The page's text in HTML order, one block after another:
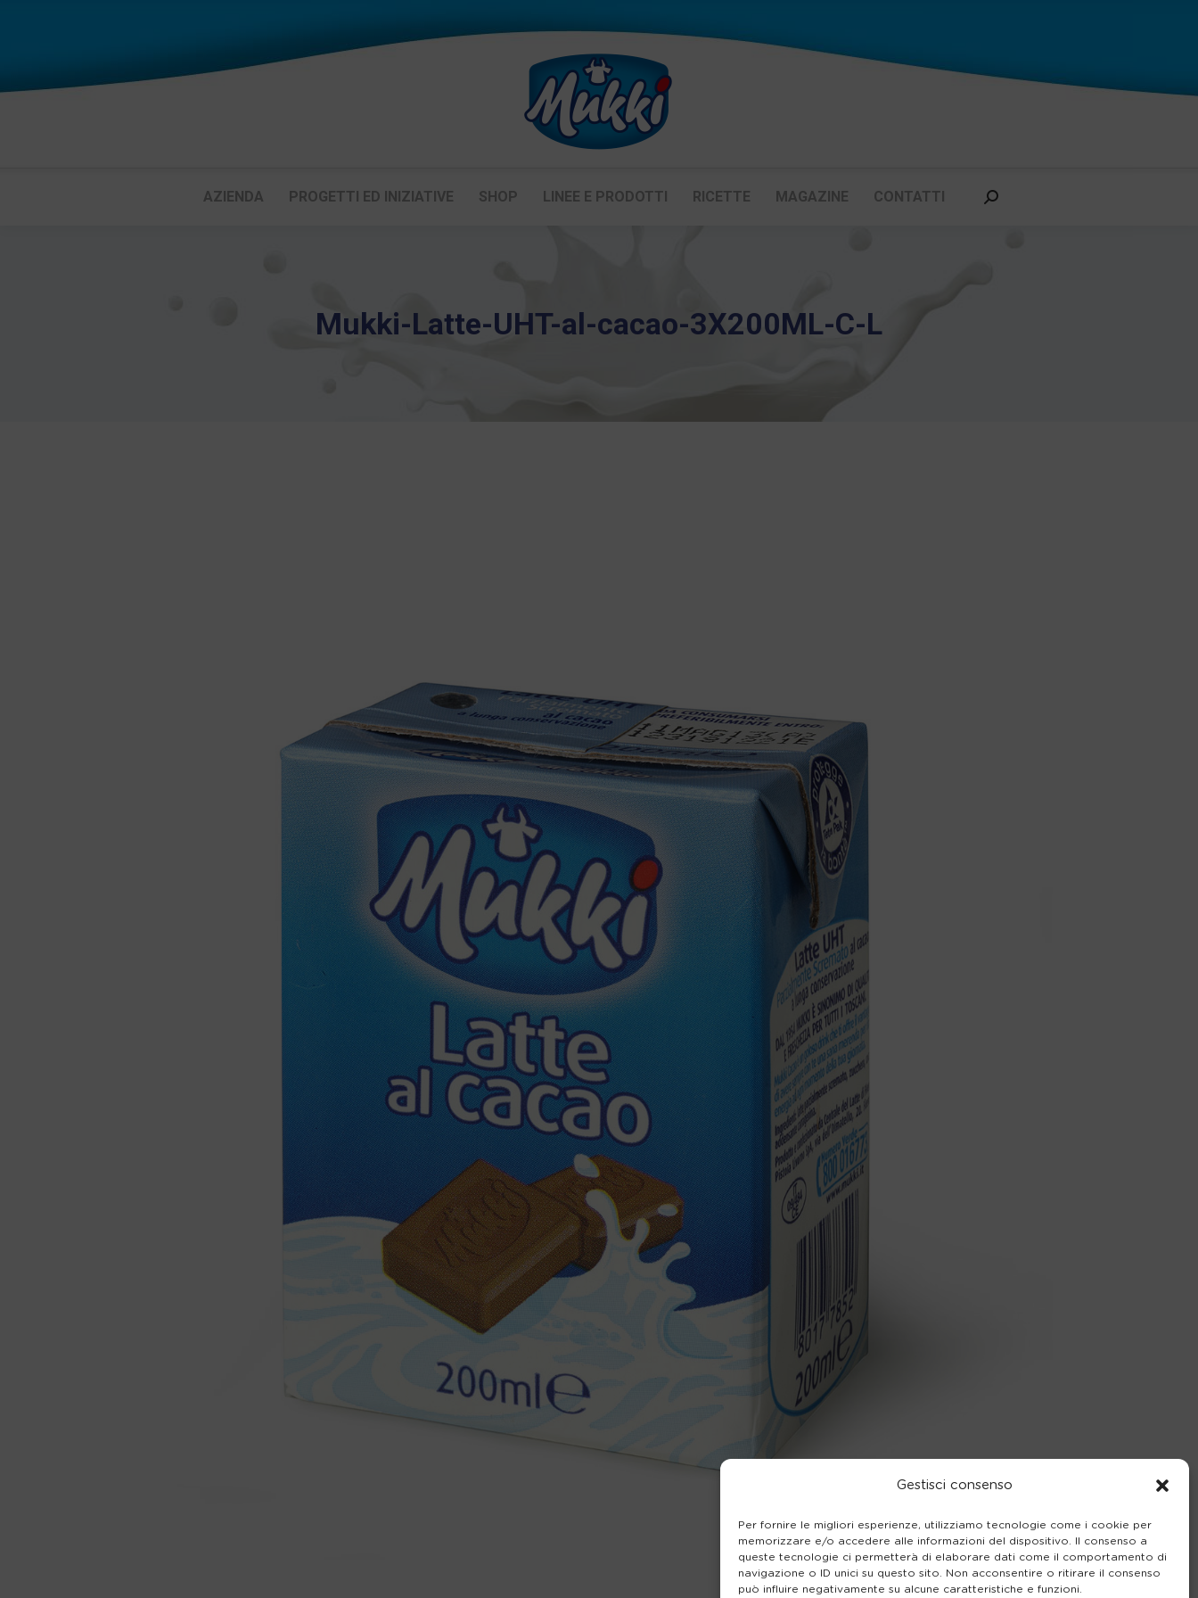
Gestisci consenso
Per fornire le migliori esperienze, utilizziamo tecnologie come i cookie per
memorizzare e/o accedere alle informazioni del dispositivo. Il consenso a
queste tecnologie ci permetterà di elaborare dati come il comportamento di
navigazione o ID unici su questo sito. Non acconsentire o ritirare il consenso
può influire negativamente su alcune caratteristiche e funzioni.
AZIENDA PROGETTI ED INIZIATIVE SHOP LINEE E PRODOTTI RICETTE MAGAZINE CONTATTI Cerca:
Mukki-Latte-UHT-al-cacao-3X200ML-C-L